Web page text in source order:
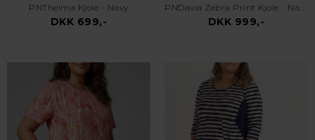
PNThelma Kjole - Navy
DKK 699,-
PNDavia Zebra Print Kjole - Navy
DKK 999,-